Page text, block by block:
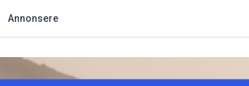
Annonsere